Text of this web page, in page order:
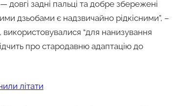
задні пальці та добре збережені
дзьобами є надзвичайно рідкісними”, –
“для нанизування
про стародавню адаптацію до
літати